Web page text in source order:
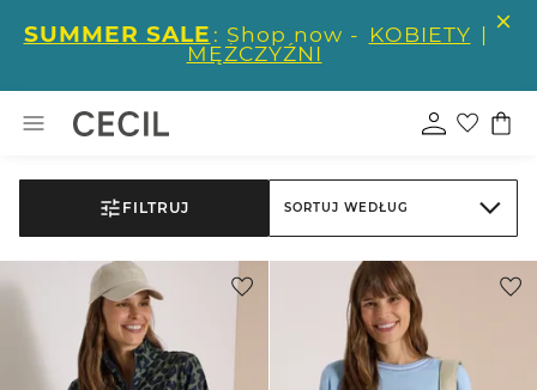
SUMMER SALE : Shop now - KOBIETY |
MĘŻCZYŹNI
FILTRUJ SORTUJ WEDŁUG